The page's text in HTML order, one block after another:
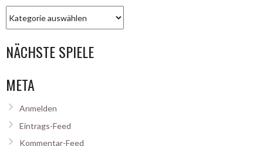
NÄCHSTE SPIELE
META
Anmelden
Eintrags-Feed
Kommentar-Feed